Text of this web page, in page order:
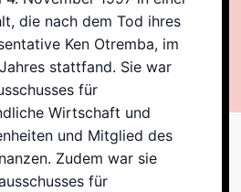
die nach dem Tod ihres
Ken Otremba, im
stattfand. Sie war
für
Wirtschaft und
und Mitglied des
Zudem war sie
für